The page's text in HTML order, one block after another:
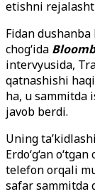
etishni
Fidan
chog‘ida
intervyusida,
qatnashishi
ha, u sammitda
javob berdi.
Uning
Erdo‘g‘an
telefon orqali
safar sammitda